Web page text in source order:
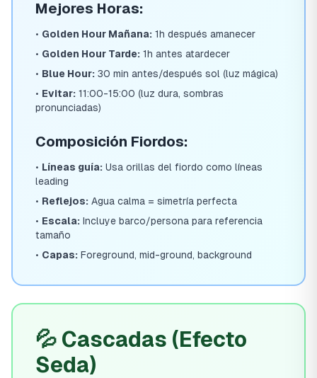
Mejores Horas:
• Golden Hour Mañana: 1h después amanecer
• Golden Hour Tarde: 1h antes atardecer
• Blue Hour: 30 min antes/después sol (luz mágica)
• Evitar: 11:00-15:00 (luz dura, sombras
pronunciadas)
Composición Fiordos:
• Líneas guía: Usa orillas del fiordo como líneas
leading
• Reflejos: Agua calma = simetría perfecta
• Escala: Incluye barco/persona para referencia
tamaño
• Capas: Foreground, mid-ground, background
💦 Cascadas (Efecto
Seda)